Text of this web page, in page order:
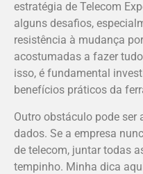
estratégia de Telecom
alguns desafios,
resistência à mudança
acostumadas a fazer
isso, é fundamental
benefícios práticos da
Outro obstáculo pode
dados. Se a empresa
de telecom, juntar todas
tempinho. Minha dica